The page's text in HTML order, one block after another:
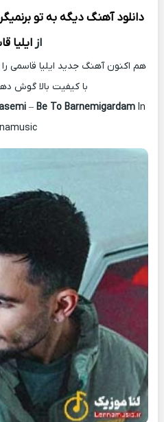
دانلود آهنگدیگه به تو
ازایلیا
هم اکنون آهنگ جدید ایلیا قاسمی
با کیفیت بالا گوش
– Be To BarnemigardamIn